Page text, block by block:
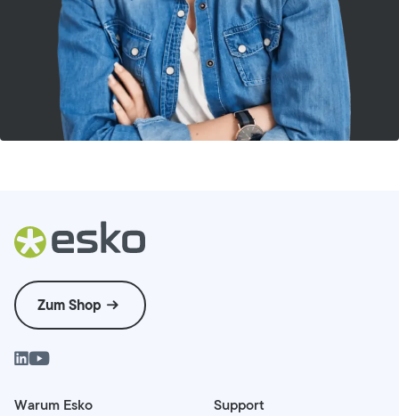
Zum Shop
Warum Esko
Support